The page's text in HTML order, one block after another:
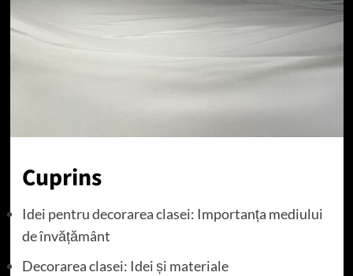
Cuprins
Idei pentru decorarea clasei: Importanța mediului
de învățământ
Decorarea clasei: Idei și materiale